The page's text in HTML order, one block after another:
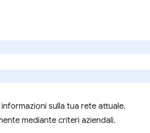
sulla tua rete attuale.
mediante criteri aziendali.